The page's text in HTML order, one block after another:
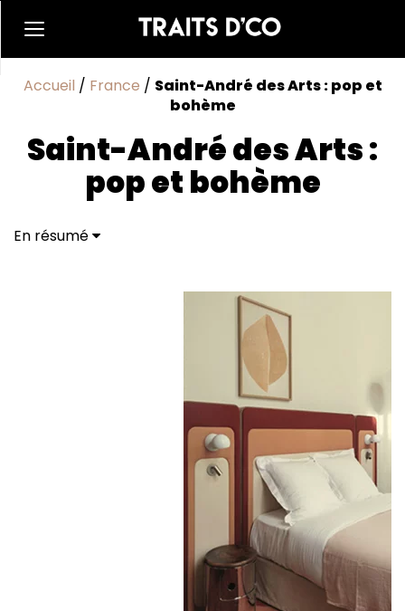
Accueil / France / Saint-André des Arts : pop et
bohème
Saint-André des Arts :
pop et bohème
En résumé